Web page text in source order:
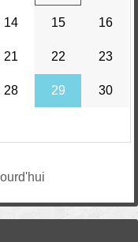
14 15 16
21 22 23
28 29 30